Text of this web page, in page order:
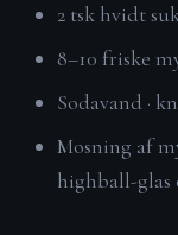
2 tsk hvidt
8–10 friske
Sodavand ·
Mosning af
highball-glas